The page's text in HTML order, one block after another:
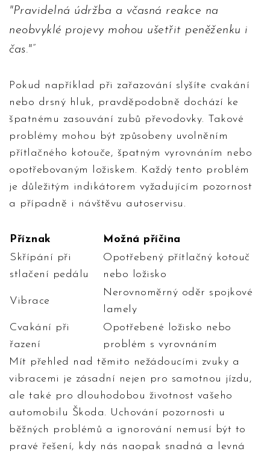
"Pravidelná údržba a včasná reakce na
neobvyklé projevy mohou ušetřit peněženku i
čas."
Pokud například při zařazování slyšíte cvakání
nebo drsný hluk, pravděpodobně dochází ke
špatnému zasouvání zubů převodovky. Takové
problémy mohou být způsobeny uvolněním
přítlačného kotouče, špatným vyrovnáním nebo
opotřebovaným ložiskem. Každý tento problém
je důležitým indikátorem vyžadujícím pozornost
a případně i návštěvu autoservisu.
Příznak
Možná příčina
Skřípání při
stlačení pedálu
Opotřebený přítlačný kotouč
nebo ložisko
Vibrace
Nerovnoměrný oděr spojkové
lamely
Cvakání při
řazení
Opotřebené ložisko nebo
problém s vyrovnáním
Mít přehled nad těmito nežádoucími zvuky a
vibracemi je zásadní nejen pro samotnou jízdu,
ale také pro dlouhodobou životnost vašeho
automobilu Škoda. Uchování pozornosti u
běžných problémů a ignorování nemusí být to
pravé řešení, kdy nás naopak snadná a levná